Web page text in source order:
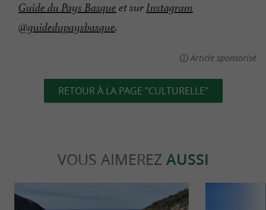
Guide du Pays Basque et surInstagram
@guidedupaysbasque.
Article sponsorisé
RETOUR À LA PAGE "CULTURELLE"
VOUS AIMEREZ AUSSI